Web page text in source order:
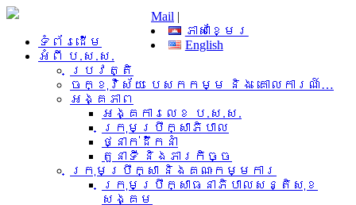
Mail |
ភាសាខ្មែរ
English
ទំព័រដើម
អំពី​ ប.ស.ស.
ប្រវត្តិ
ចក្ខុវិស័យ បេសកកម្ម និង គោលការណ៍…
អង្គភាព
អង្គការលេខ ប.ស.ស.
ក្រុមប្រឹក្សាភិបាល
ថ្នាក់ដឹកនាំ
តួនាទី និងភារកិច្ច
ក្រុមប្រឹក្សា និងគណៈកម្មការ
ក្រុមប្រឹក្សាធនាភិបាលសន្តិសុខ
សង្គម